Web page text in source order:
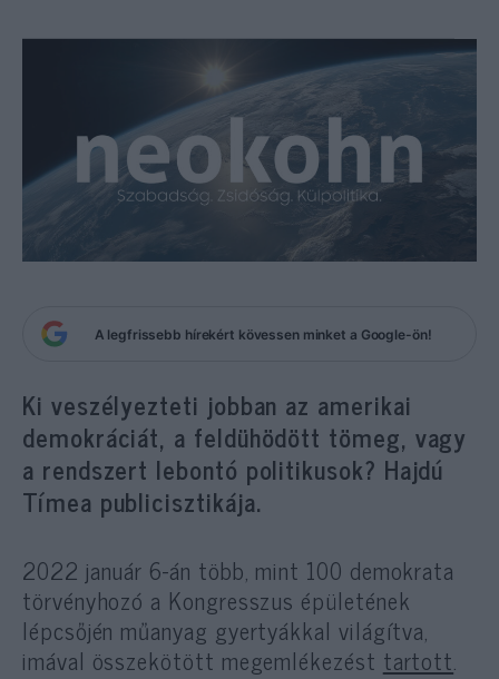
A legfrissebb hírekért kövessen minket a Google-ön!
Ki veszélyezteti jobban az amerikai
demokráciát, a feldühödött tömeg, vagy
a rendszert lebontó politikusok? Hajdú
Tímea publicisztikája.
2022 január 6-án több, mint 100 demokrata
törvényhozó a Kongresszus épületének
lépcsőjén műanyag gyertyákkal világítva,
imával összekötött megemlékezést tartott.